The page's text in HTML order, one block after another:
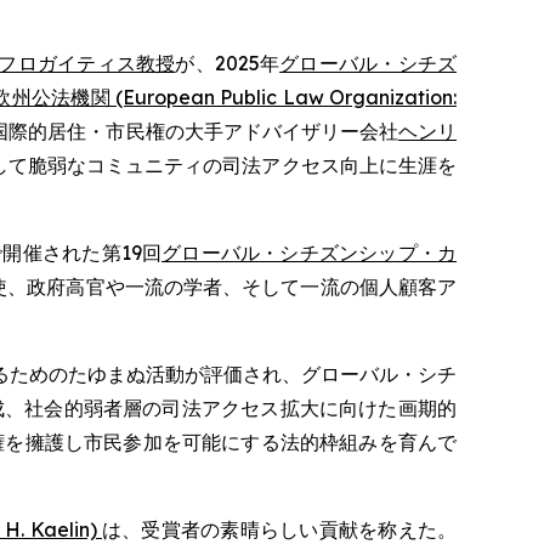
ロガイティス教授が、2025年グローバル・シチズ
州公法機関 (European Public Law Organization:
際的居住・市民権の大手アドバイザリー会社ヘンリ
脆弱なコミュニティの司法アクセス向上に生涯を
催された第19回グローバル・シチズンシップ・カ
政府高官や一流の学者、そして一流の個人顧客ア
めのたゆまぬ活動が評価され、グローバル・シチ
社会的弱者層の司法アクセス拡大に向けた画期的
擁護し市民参加を可能にする法的枠組みを育んで
H. Kaelin) は、受賞者の素晴らしい貢献を称えた。